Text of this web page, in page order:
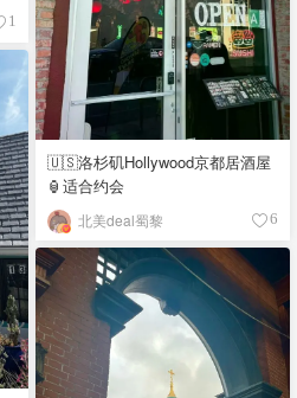
1
🇺🇸洛杉矶Hollywood京都居酒屋
🏮适合约会
北美deal蜀黎 6